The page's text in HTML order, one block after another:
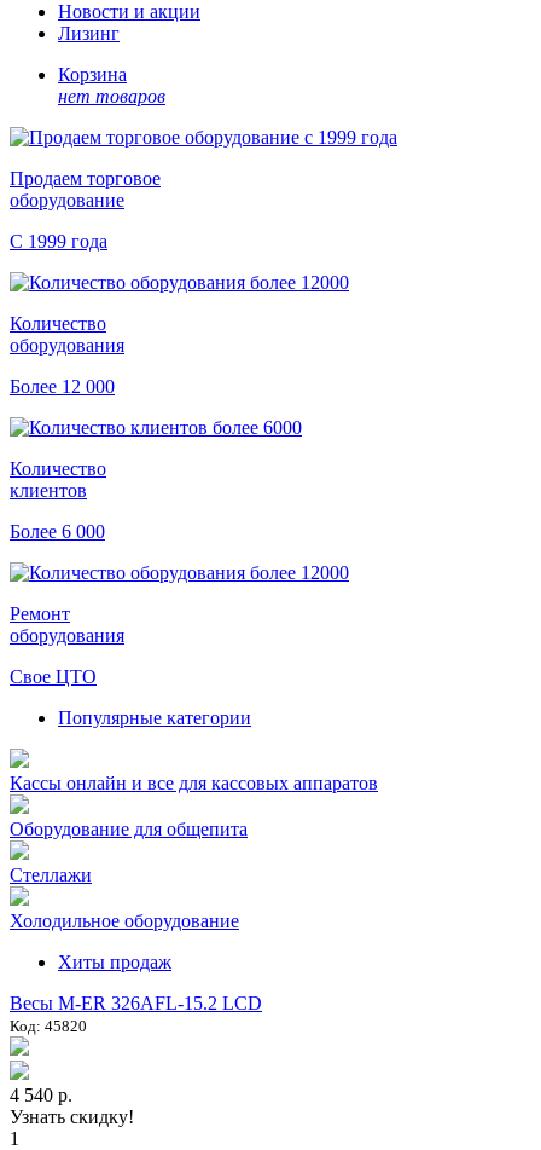
Новости и акции
Лизинг
Корзина
нет товаров
Продаем торговое
оборудование
С 1999 года
Количество
оборудования
Более 12 000
Количество
клиентов
Более 6 000
Ремонт
оборудования
Свое ЦТО
Популярные категории
Кассы онлайн и все для кассовых аппаратов
Оборудование для общепита
Стеллажи
Холодильное оборудование
Хиты продаж
Весы M-ER 326AFL-15.2 LCD
Код: 45820
4 540 р.
Узнать скидку!
1